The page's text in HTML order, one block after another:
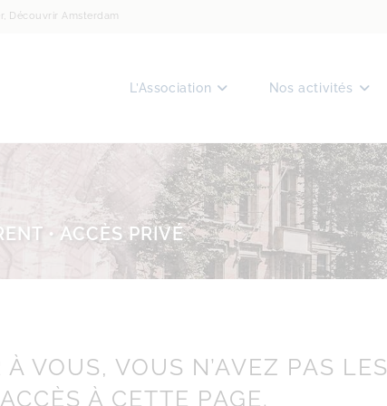
Découvrir Amsterdam
L’Association Nos activités
• ACCÈS PRIVÉ
VOUS, VOUS N’AVEZ PAS LES
À CETTE PAGE.